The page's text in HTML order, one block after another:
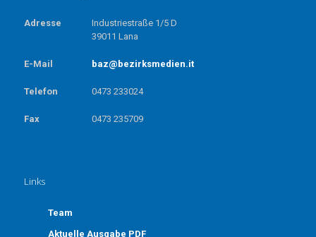
Adresse
Industriestraße 1/5 D
39011 Lana
E-Mail baz@bezirksmedien.it
Telefon 0473 233024
Fax 0473 235709
Links
Team
Aktuelle Ausgabe PDF